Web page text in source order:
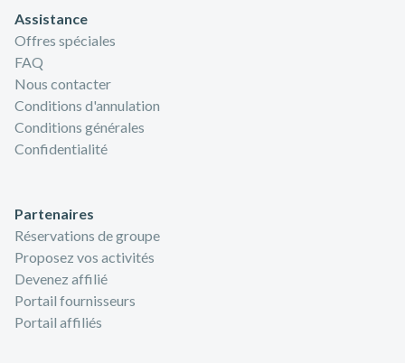
Assistance
Offres spéciales
FAQ
Nous contacter
Conditions d'annulation
Conditions générales
Confidentialité
Partenaires
Réservations de groupe
Proposez vos activités
Devenez affilié
Portail fournisseurs
Portail affiliés